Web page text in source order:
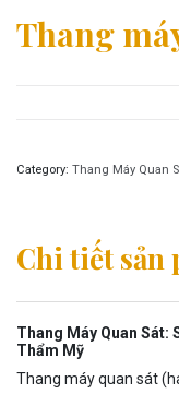
Thang
Category: Thang Máy Quan
Chi tiết sản
Thang Máy Quan Sát:
Thẩm Mỹ
Thang máy quan sát